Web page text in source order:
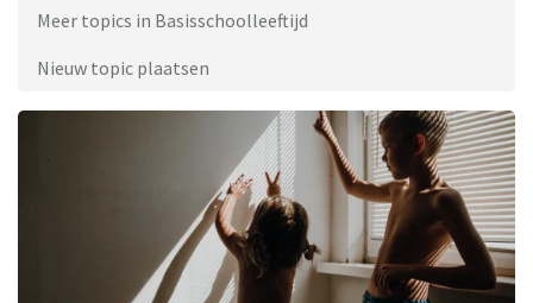
Meer topics in Basisschoolleeftijd
Nieuw topic plaatsen